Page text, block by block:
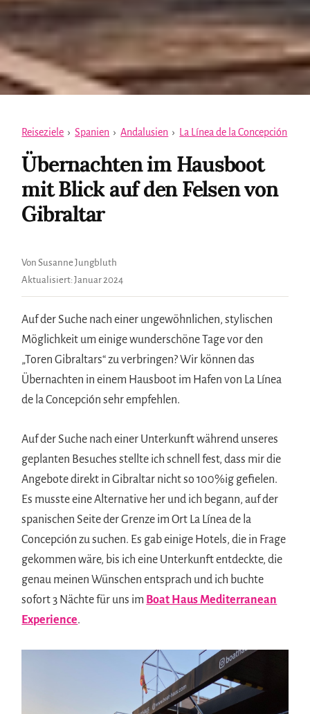
Reiseziele › Spanien › Andalusien › La Línea de la Concepción
Übernachten im Hausboot
mit Blick auf den Felsen von
Gibraltar
Von Susanne Jungbluth
Aktualisiert:Januar 2024
Auf der Suche nach einer ungewöhnlichen, stylischen
Möglichkeit um einige wunderschöne Tage vor den
„Toren Gibraltars“ zu verbringen? Wir können das
Übernachten in einem Hausboot im Hafen von La Línea
de la Concepción sehr empfehlen.
Auf der Suche nach einer Unterkunft während unseres
geplanten Besuches stellte ich schnell fest, dass mir die
Angebote direkt in Gibraltar nicht so 100%ig gefielen.
Es musste eine Alternative her und ich begann, auf der
spanischen Seite der Grenze im Ort La Línea de la
Concepción zu suchen. Es gab einige Hotels, die in Frage
gekommen wäre, bis ich eine Unterkunft entdeckte, die
genau meinen Wünschen entsprach und ich buchte
sofort 3 Nächte für uns im Boat Haus Mediterranean
Experience.